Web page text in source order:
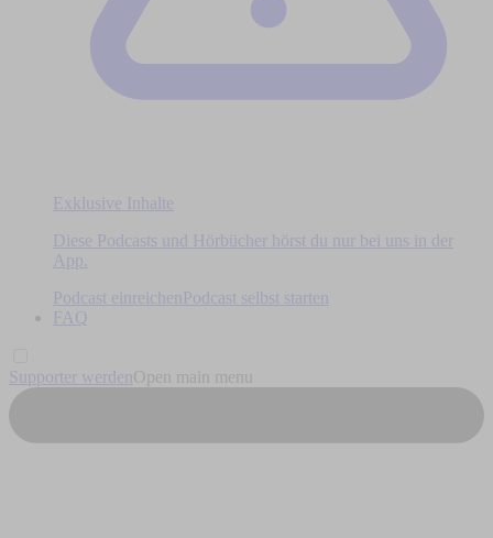
Exklusive Inhalte
Diese Podcasts und Hörbücher hörst du nur bei uns in der
App.
Podcast einreichen
Podcast selbst starten
FAQ
Supporter werden Open main menu